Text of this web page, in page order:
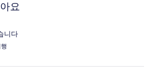
요
니다